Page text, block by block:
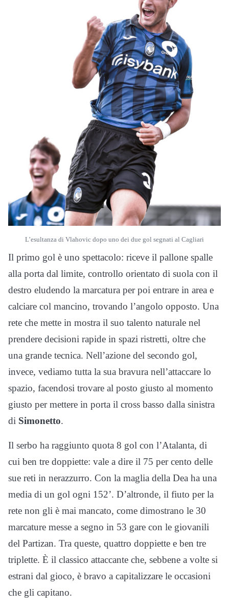
L’esultanza di Vlahovic dopo uno dei due gol segnati al Cagliari
Il primo gol è uno spettacolo: riceve il pallone spalle
alla porta dal limite, controllo orientato di suola con il
destro eludendo la marcatura per poi entrare in area e
calciare col mancino, trovando l’angolo opposto. Una
rete che mette in mostra il suo talento naturale nel
prendere decisioni rapide in spazi ristretti, oltre che
una grande tecnica. Nell’azione del secondo gol,
invece, vediamo tutta la sua bravura nell’attaccare lo
spazio, facendosi trovare al posto giusto al momento
giusto per mettere in porta il cross basso dalla sinistra
di Simonetto.
Il serbo ha raggiunto quota 8 gol con l’Atalanta, di
cui ben tre doppiette: vale a dire il 75 per cento delle
sue reti in nerazzurro. Con la maglia della Dea ha una
media di un gol ogni 152’. D’altronde, il fiuto per la
rete non gli è mai mancato, come dimostrano le 30
marcature messe a segno in 53 gare con le giovanili
del Partizan. Tra queste, quattro doppiette e ben tre
triplette. È il classico attaccante che, sebbene a volte si
estrani dal gioco, è bravo a capitalizzare le occasioni
che gli capitano.